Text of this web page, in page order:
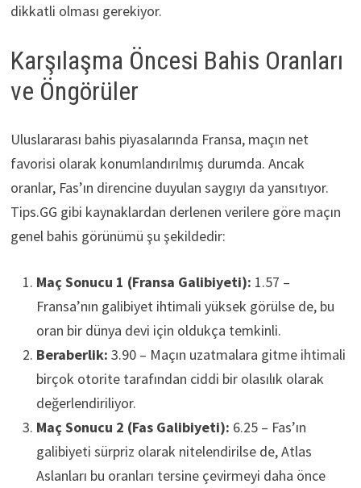
dikkatli olması gerekiyor.
Karşılaşma Öncesi Bahis Oranları
ve Öngörüler
Uluslararası bahis piyasalarında Fransa, maçın net
favorisi olarak konumlandırılmış durumda. Ancak
oranlar, Fas’ın direncine duyulan saygıyı da yansıtıyor.
Tips.GG gibi kaynaklardan derlenen verilere göre maçın
genel bahis görünümü şu şekildedir:
Maç Sonucu 1 (Fransa Galibiyeti): 1.57 –
Fransa’nın galibiyet ihtimali yüksek görülse de, bu
oran bir dünya devi için oldukça temkinli.
Beraberlik: 3.90 – Maçın uzatmalara gitme ihtimali
birçok otorite tarafından ciddi bir olasılık olarak
değerlendiriliyor.
Maç Sonucu 2 (Fas Galibiyeti): 6.25 – Fas’ın
galibiyeti sürpriz olarak nitelendirilse de, Atlas
Aslanları bu oranları tersine çevirmeyi daha önce